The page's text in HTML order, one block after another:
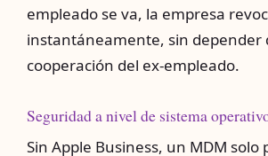
empleado se va, la empresa
instantáneamente, sin depender
cooperación del ex-empleado.
Seguridad a nivel de sistema
Sin Apple Business, un MDM solo